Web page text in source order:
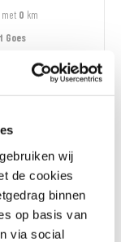
wij
de cookies
binnen
op basis van
via social
met 0 km
Goes
CBR 600 RR